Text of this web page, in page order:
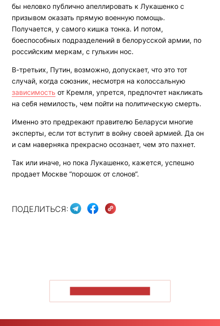
бы неловко публично апеллировать к Лукашенко с
призывом оказать прямую военную помощь.
Получается, у самого кишка тонка. И потом,
боеспособных подразделений в белорусской армии, по
российским меркам, с гулькин нос.
В-третьих, Путин, возможно, допускает, что это тот
случай, когда союзник, несмотря на колоссальную
зависимость от Кремля, упрется, предпочтет накликать
на себя немилость, чем пойти на политическую смерть.
Именно это предрекают правителю Беларуси многие
эксперты, если тот вступит в войну своей армией. Да он
и сам наверняка прекрасно осознает, чем это пахнет.
Так или иначе, но пока Лукашенко, кажется, успешно
продает Москве “порошок от слонов“.
ПОДЕЛИТЬСЯ: